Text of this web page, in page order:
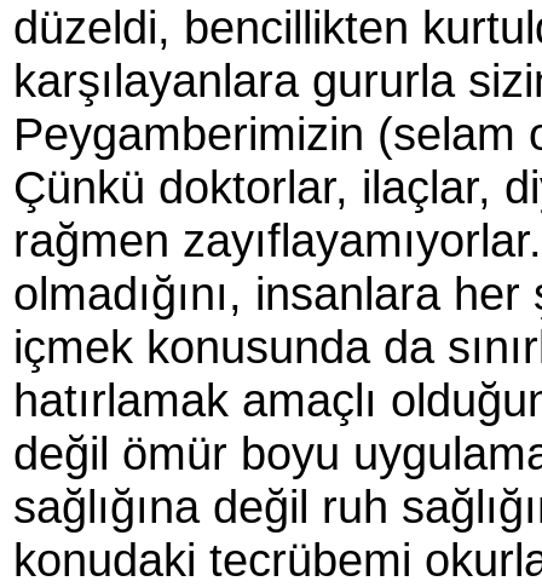
düzeldi, bencillikten
karşılayanlara gururla
Peygamberimizin (selam
Çünkü doktorlar, ilaçlar,
rağmen
olmadığını, insanlara
içmek konusunda da
hatırlamak amaçlı
değil ömür boyu
sağlığına değil ruh
konudaki tecrübemi